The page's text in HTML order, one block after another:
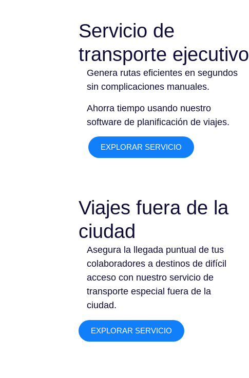
Servicio de
transporte ejecutivo
Genera rutas eficientes en segundos
sin complicaciones manuales.
Ahorra tiempo usando nuestro
software de planificación de viajes.
EXPLORAR SERVICIO
Viajes fuera de la
ciudad
Asegura la llegada puntual de tus
colaboradores a destinos de difícil
acceso con nuestro servicio de
transporte especial fuera de la
ciudad.
EXPLORAR SERVICIO